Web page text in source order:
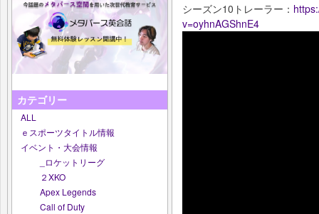
カテゴリー
ALL
ｅスポーツタイトル情報
イベント・大会情報
_ロケットリーグ
２XKO
Apex Legends
Call of Duty
シーズン10トレーラー：
v=oyhnAGShnE4